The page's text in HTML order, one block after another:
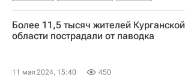
Российский футбольный союз (РФС)
Максим Митрофанов
Евгений Гинер
Более 11,5 тысяч жителей Курганской
области пострадали от паводка
11 мая 2024, 15:40 450